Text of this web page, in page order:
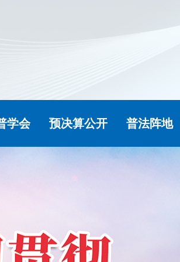
学会 预决算公开 普法阵地